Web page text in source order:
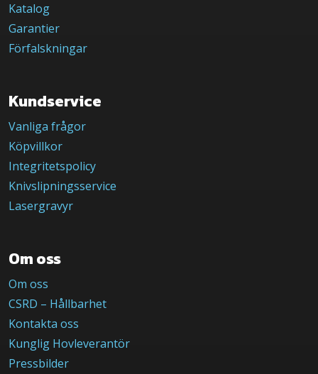
Katalog
Garantier
Förfalskningar
Kundservice
Vanliga frågor
Köpvillkor
Integritetspolicy
Knivslipningsservice
Lasergravyr
Om oss
Om oss
CSRD – Hållbarhet
Kontakta oss
Kunglig Hovleverantör
Pressbilder